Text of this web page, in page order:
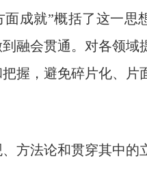
成就”概括了这一思
融会贯通。对各领域
握，避免碎片化、片
方法论和贯穿其中的